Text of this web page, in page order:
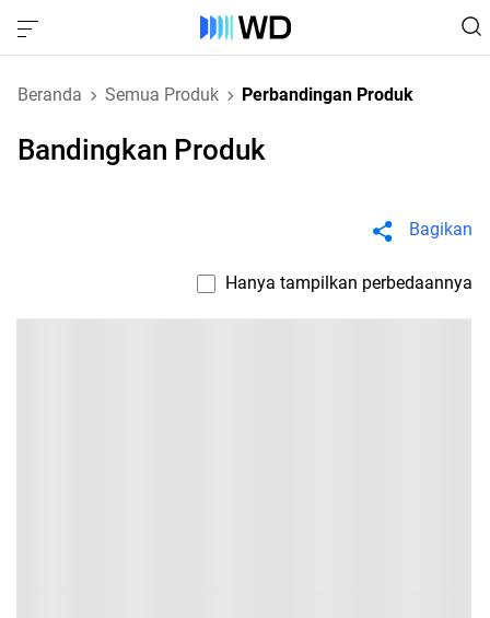
Beranda Semua Produk Perbandingan Produk
Bandingkan Produk
Bagikan
Hanya tampilkan perbedaannya